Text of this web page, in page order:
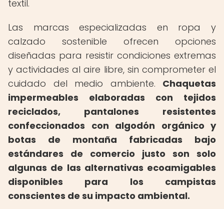
textil.
Las marcas especializadas en ropa y
calzado sostenible ofrecen opciones
diseñadas para resistir condiciones extremas
y actividades al aire libre, sin comprometer el
cuidado del medio ambiente. Chaquetas
impermeables elaboradas con tejidos
reciclados, pantalones resistentes
confeccionados con algodón orgánico y
botas de montaña fabricadas bajo
estándares de comercio justo son solo
algunas de las alternativas ecoamigables
disponibles para los campistas
conscientes de su impacto ambiental.